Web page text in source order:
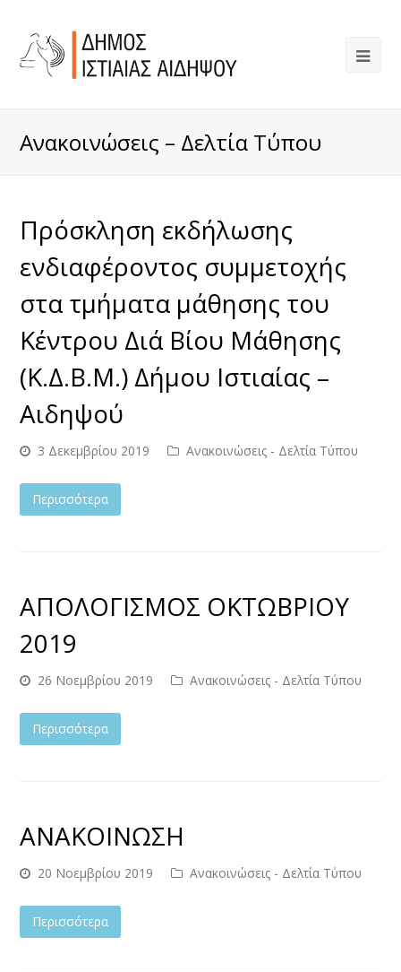
Ανακοινώσεις – Δελτία Τύπου
Πρόσκληση εκδήλωσης
ενδιαφέροντος συμμετοχής
στα τμήματα μάθησης του
Κέντρου Διά Βίου Μάθησης
(Κ.Δ.Β.Μ.) Δήμου Ιστιαίας –
Αιδηψού
3 Δεκεμβρίου 2019 Ανακοινώσεις - Δελτία Τύπου
Περισσότερα
ΑΠΟΛΟΓΙΣΜΟΣ ΟΚΤΩΒΡΙΟΥ
2019
26 Νοεμβρίου 2019 Ανακοινώσεις - Δελτία Τύπου
Περισσότερα
ANAKOIΝΩΣΗ
20 Νοεμβρίου 2019 Ανακοινώσεις - Δελτία Τύπου
Περισσότερα